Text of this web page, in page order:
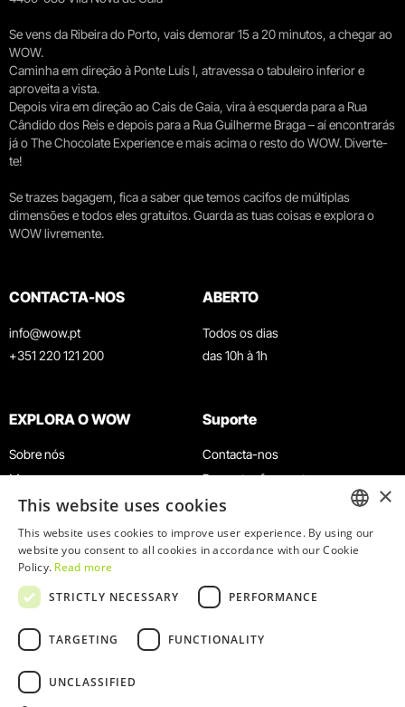
Se vens da Ribeira do Porto, vais demorar 15 a 20 minutos, a chegar ao
WOW.
Caminha em direção à Ponte Luís I, atravessa o tabuleiro inferior e
aproveita a vista.
Depois vira em direção ao Cais de Gaia, vira à esquerda para a Rua
Cândido dos Reis e depois para a Rua Guilherme Braga – aí encontrarás
já o The Chocolate Experience e mais acima o resto do WOW. Diverte-
te!
Se trazes bagagem, fica a saber que temos cacifos de múltiplas
dimensões e todos eles gratuitos. Guarda as tuas coisas e explora o
WOW livremente.
CONTACTA-NOS
info@wow.pt
+351 220 121 200
ABERTO
Todos os dias
das 10h à 1h
EXPLORA O WOW
Sobre nós
Museus
Agenda
Notícias
Restaurantes
Cartão WOW
Grupos e Eventos
Serviço Educativo
Suporte
Contacta-nos
Perguntas frequentes
Termos e Condições
Política de privacidade e cookies
Trabalha connosco
Livro de reclamações
ENGLISH
×
This website uses cookies
This website uses cookies to improve user experience. By using our
website you consent to all cookies in accordance with our Cookie
Policy. Read more
STRICTLY NECESSARY
PERFORMANCE
TARGETING FUNCTIONALITY
UNCLASSIFIED